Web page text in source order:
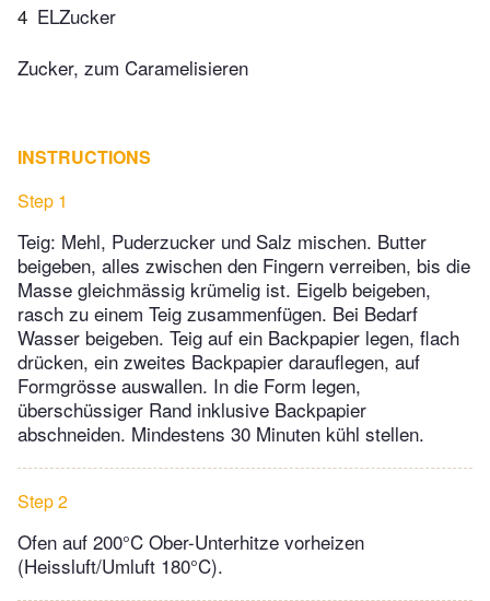
4 ELZucker
Zucker, zum Caramelisieren
INSTRUCTIONS
Step 1
Teig: Mehl, Puderzucker und Salz mischen. Butter
beigeben, alles zwischen den Fingern verreiben, bis die
Masse gleichmässig krümelig ist. Eigelb beigeben,
rasch zu einem Teig zusammenfügen. Bei Bedarf
Wasser beigeben. Teig auf ein Backpapier legen, flach
drücken, ein zweites Backpapier darauflegen, auf
Formgrösse auswallen. In die Form legen,
überschüssiger Rand inklusive Backpapier
abschneiden. Mindestens 30 Minuten kühl stellen.
Step 2
Ofen auf 200°C Ober-Unterhitze vorheizen
(Heissluft/Umluft 180°C).